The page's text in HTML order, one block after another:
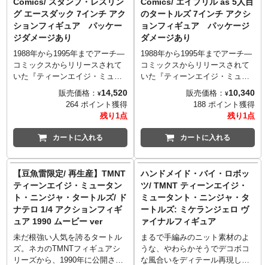
備えて武器も新たに新調！
トマンと初登場コミックスのカ
バーアートなどを手掛けたマイ
ケル・ドゥーニーのアートで彩
られたBOXとなっています。
Comics/ スタンプ・レスリン
グ エースダック 7インチ アク
ションフィギュア パッケー
ジダメージあり
1988年から1995年までアーチ―
コミックスからリリースされて
いた『ティーンエイジ・ミュー
タント・ニンジャ・タートルズ
アドベンチャーズ』。#7に収録
された、スタンプとスリングに
より小惑星で運営されている
「インターギャラクティック・
レスリング」でチャンピオンに
ーのエースダックがネカから立
体化！パッケージアートは、
『ティーンエイジ・ミュータン
ト・ニンジャ・タートルズ アド
ベンチャーズ』のアーティス
ト、ケン·ミッチローニーが担
当！
販売価格： ¥14,520
264 ポイント獲得
残り1点
カートに入れる
Comics/ エイプリル as 5人目
のタートルズ 7インチ アクシ
ョンフィギュア パッケージ
ダメージあり
1988年から1995年までアーチ―
コミックスからリリースされて
いた『ティーンエイジ・ミュー
タント・ニンジャ・タートルズ
アドベンチャーズ』。94年冬に
リリースされた特別号に掲載さ
れている「The Fifth Turtle」の
ストーリーに登場する、ミュー
タンジェンのスプレーをかけら
た、幻の5人目のタートルズが奇
跡の立体化！ベルトがちゃんと
「A」になっている所にもご注
目を！パッケージアートは、
『ティーンエイジ・ミュータン
ト・ニンジャ・タートルズ アド
ベンチャーズ』のアーティス
ト、ケン·ミッチローニーが担
販売価格： ¥10,340
188 ポイント獲得
残り1点
カートに入れる
【豆魚雷限定/ 再生産】TMNT
ティーンエイジ・ミュータン
ト・ニンジャ・タートルズ/ ド
ナテロ 1/4 アクションフィギ
ュア 1990 ムービー ver
未だ根強い人気を誇るタートル
ズ。ネカのTMNTフィギュアシ
リーズから、1990年に公開され
ハンドメイド・バイ・ロボッ
ツ/ TMNT ティーンエイジ・
ミュータント・ニンジャ・タ
ートルズ: ミケランジェロ ヴ
ァイナルフィギュア
まるで手編みのニット素材のよ
うな、やわらかそうでデコボコ
な風合いをディテール再現し